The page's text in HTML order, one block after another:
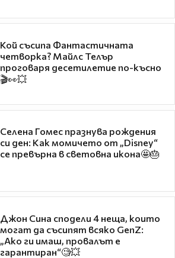
Кой съсипа Фантастичната
четворка? Майлс Телър
проговаря десетилетие по-късно
🎬👀💥
Селена Гомес празнува рождения
си ден: Как момичето от „Disney“
се превърна в световна икона🤩🎂
Джон Сина сподели 4 неща, които
могат да съсипят всяко GenZ:
„Ако ги имаш, провалът е
гарантиран“🧐💥